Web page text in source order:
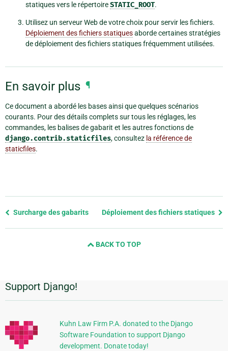
statiques vers le répertoireSTATIC_ROOT.
Utilisez un serveur Web de votre choix pour servir les fichiers.
Déploiement des fichiers statiquesaborde certaines stratégies
de déploiement des fichiers statiques fréquemment utilisées.
En savoir plus ¶
Ce document a abordé les bases ainsi que quelques scénarios
courants. Pour des détails complets sur tous les réglages, les
commandes, les balises de gabarit et les autres fonctions de
django.contrib.staticfiles, consultez la référence de
staticfiles.
Previous
Surcharge des gabarits Déploiement des fichiers statiques
BACK TO TOP
Informations
supplémentaires
Support Django!
Kuhn Law Firm P.A. donated to the Django
Software Foundation to support Django
development. Donate today!